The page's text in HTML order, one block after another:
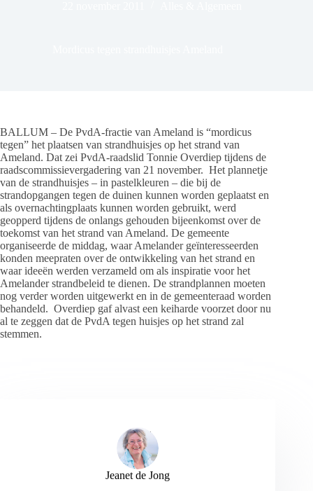
BALLUM – De PvdA-fractie van Ameland is “mordicus
tegen” het plaatsen van strandhuisjes op het strand van
Ameland. Dat zei PvdA-raadslid Tonnie Overdiep tijdens de
raadscommissievergadering van 21 november. Het plannetje
van de strandhuisjes – in pastelkleuren – die bij de
strandopgangen tegen de duinen kunnen worden geplaatst en
als overnachtingplaats kunnen worden gebruikt, werd
geopperd tijdens de onlangs gehouden bijeenkomst over de
toekomst van het strand van Ameland. De gemeente
organiseerde de middag, waar Amelander geïnteresseerden
konden meepraten over de ontwikkeling van het strand en
waar ideeën werden verzameld om als inspiratie voor het
Amelander strandbeleid te dienen. De strandplannen moeten
nog verder worden uitgewerkt en in de gemeenteraad worden
behandeld. Overdiep gaf alvast een keiharde voorzet door nu
al te zeggen dat de PvdA tegen huisjes op het strand zal
stemmen.
Jeanet de Jong